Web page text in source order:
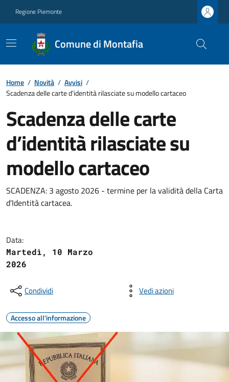
Regione Piemonte
Comune di Montafia
Home / Novità / Avvisi /
Scadenza delle carte d’identità rilasciate su modello cartaceo
Scadenza delle carte
d’identità rilasciate su
modello cartaceo
SCADENZA: 3 agosto 2026 - termine per la validità della Carta
d'Identità cartacea.
Data:
Martedì, 10 Marzo
2026
Condividi Vedi azioni
Accesso all'informazione